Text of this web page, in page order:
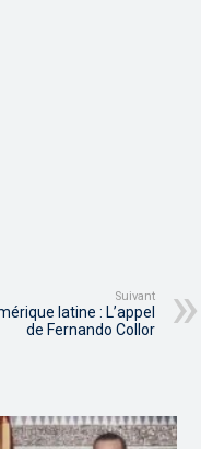
Suivant
latine : L’appel
de Fernando Collor